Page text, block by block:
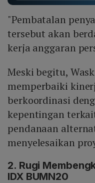
"Pembatalan
tersebut akan
kerja anggaran
Meski begitu,
memperbaiki
berkoordinasi
kepentingan
pendanaan
menyelesaikan
2. Rugi
IDX BUMN20